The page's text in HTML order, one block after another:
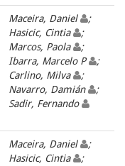
Maceira, Daniel
;
Hasicic, Cintia
;
Marcos, Paola
;
Ibarra, Marcelo P
;
Carlino, Milva
;
Navarro, Damián
;
Sadir, Fernando
Maceira, Daniel
;
Hasicic, Cintia
;